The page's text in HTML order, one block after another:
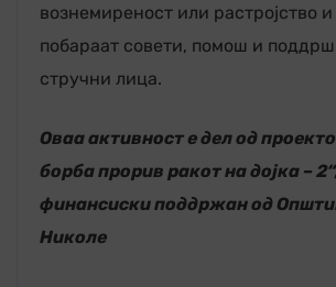
вознемиреност или растројство
побараат совети, помош и
стручни лица.
Оваа активност е дел од
борба прорив ракот на дојка –
финансиски поддржан од
Николе